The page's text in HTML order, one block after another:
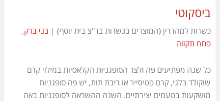
ביסקוטי
כשרות למהדרין (המוצרים בכשרות בד"צ בית יוסף) | בני ברק,
פתח תקווה
כל שנה מפתיעים פה ולצד הסופגניות הקלאסיות במילוי קרם
שוקולד בלגי, קרם פטיסייר או ריבת תות, יש פה סופגניות
מושקעות בטעמים יצירתיים. השנה ההשראה לסופגניות באה